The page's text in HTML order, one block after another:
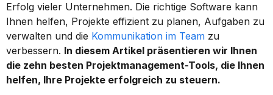
Erfolg vieler Unternehmen. Die richtige Software kann
Ihnen helfen, Projekte effizient zu planen, Aufgaben zu
verwalten und die Kommunikation im Team zu
verbessern. In diesem Artikel präsentieren wir Ihnen
die zehn besten Projektmanagement-Tools, die Ihnen
helfen, Ihre Projekte erfolgreich zu steuern.